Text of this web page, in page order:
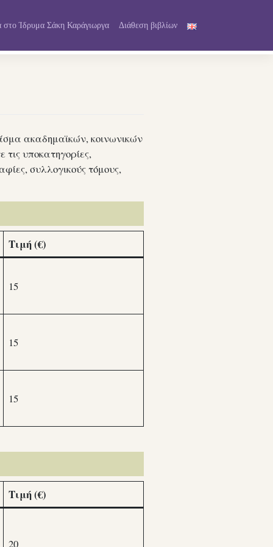
στο Ίδρυμα Σάκη Καράγιωργα Διάθεση βιβλίων
ακαδημαϊκών, κοινωνικών
υποκατηγορίες,
συλλογικούς τόμους,
Τιμή (€)
15
15
15
Τιμή (€)
20